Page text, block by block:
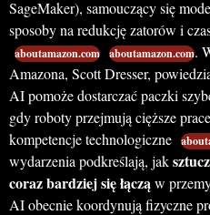
SageMaker), samouczący się
sposoby na redukcję zatorów i
aboutamazon.com aboutamazon.com.
Amazona, Scott Dresser,
AI pomoże dostarczać paczki
gdy roboty przejmują cięższe
kompetencje technologiczne
wydarzenia podkreślają, jak
coraz bardziej się łącząw
AI obecnie koordynują fizyczne